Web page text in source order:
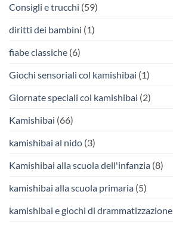
Consigli e trucchi (59)
diritti dei bambini (1)
fiabe classiche (6)
Giochi sensoriali col kamishibai (1)
Giornate speciali col kamishibai (2)
Kamishibai (66)
kamishibai al nido (3)
Kamishibai alla scuola dell'infanzia (8)
kamishibai alla scuola primaria (5)
kamishibai e giochi di drammatizzazione